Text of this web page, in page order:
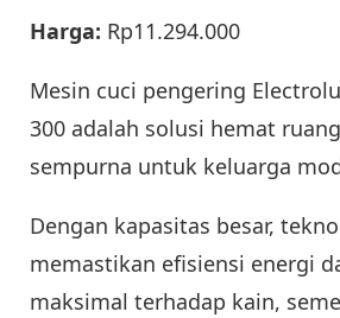
Harga: Rp11.294.000
Mesin cuci pengering
300 adalah solusi hemat
sempurna untuk keluarga
Dengan kapasitas besar,
memastikan efisiensi energi
maksimal terhadap kain,